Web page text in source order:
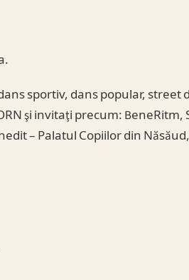
sportiv, dans popular, street
şi invitaţi precum: BeneRitm,
– Palatul Copiilor din